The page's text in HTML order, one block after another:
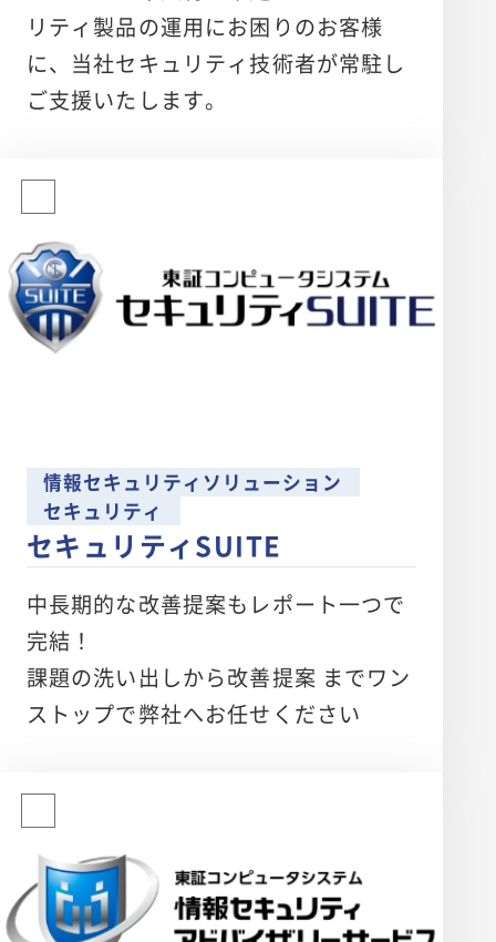
リティ製品の運用にお困りのお客様
に、当社セキュリティ技術者が常駐し
ご支援いたします。
情報セキュリティソリューション
セキュリティ
セキュリティSUITE
中長期的な改善提案もレポート一つで
完結！
課題の洗い出しから改善提案 までワン
ストップで弊社へお任せください